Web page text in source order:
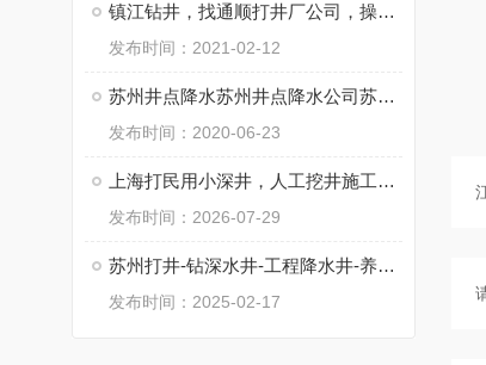
镇江钻井，找通顺打井厂公司，操作施工快
发布时间：2021-02-12
苏州井点降水苏州井点降水公司苏州井点降水有限公司通泉降水公司
发布时间：2020-06-23
上海打民用小深井，人工挖井施工，工程降水井
发布时间：2026-07-29
苏州打井-钻深水井-工程降水井-养殖井
发布时间：2025-02-17